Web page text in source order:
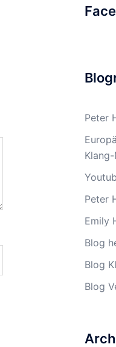
Peter
Peter
Emily
Blog
Blog
Blog